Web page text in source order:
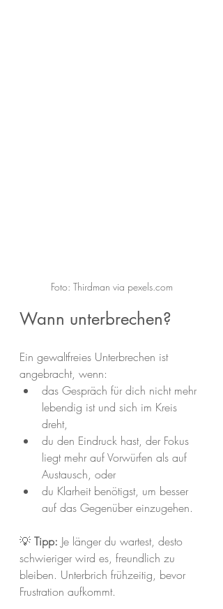
Foto: Thirdman via pexels.com
Wann unterbrechen?
Ein gewaltfreies Unterbrechen ist
angebracht, wenn:
das Gespräch für dich nicht mehr
lebendig ist und sich im Kreis
dreht,
du den Eindruck hast, der Fokus
liegt mehr auf Vorwürfen als auf
Austausch, oder
du Klarheit benötigst, um besser
auf das Gegenüber einzugehen.
💡 Tipp: Je länger du wartest, desto
schwieriger wird es, freundlich zu
bleiben. Unterbrich frühzeitig, bevor
Frustration aufkommt.